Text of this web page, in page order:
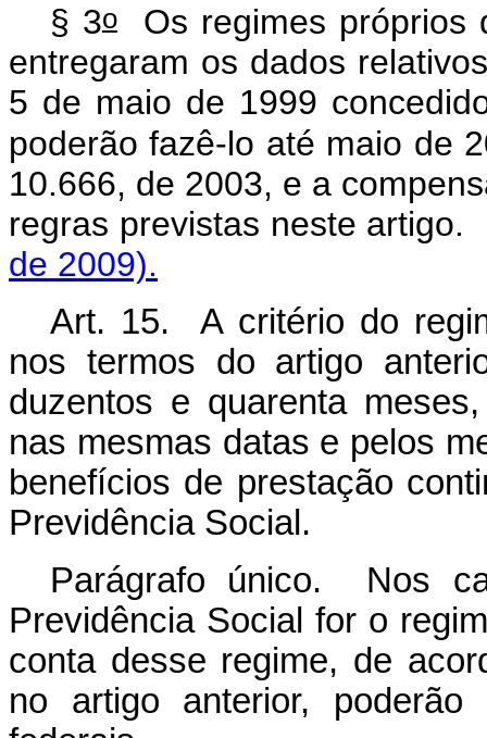
§ 3oOs regimes próprios
entregaram os dados
5 de maio de 1999
poderão fazê-lo até maio de
10.666, de 2003, e a
regras previstas neste
de 2009).
Art. 15. A critério do
nos termos do artigo
duzentos e quarenta
nas mesmas datas e pelos
benefícios de prestação
Previdência Social.
Parágrafo único. Nos
Previdência Social for o
conta desse regime, de
no artigo anterior,